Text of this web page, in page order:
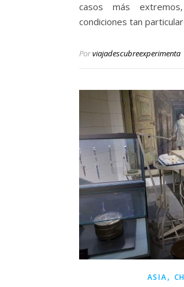
casos más
condiciones tan
Porviajadescubreexperimenta
ASIA,